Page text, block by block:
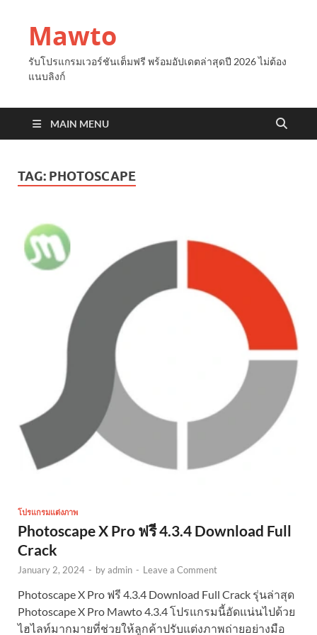
Mawto
รับโปรแกรมเวอร์ชันเต็มฟรี พร้อมอัปเดตล่าสุดปี 2026 ไม่ต้อง
แนบลิงก์
MAIN MENU
TAG: PHOTOSCAPE
โปรแกรมแต่งภาพ
Photoscape X Pro ฟรี 4.3.4 Download Full
Crack
January 2, 2024 - byadmin - Leave a Comment
Photoscape X Pro ฟรี 4.3.4 Download Full Crack รุ่นล่าสุด
Photoscape X Pro Mawto 4.3.4 โปรแกรมนี้อัดแน่นไปด้วย
ไฮไลท์มากมายที่ช่วยให้ลูกค้าปรับแต่งภาพถ่ายอย่างมือ